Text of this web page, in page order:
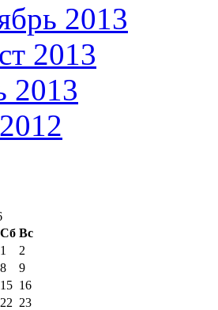
2013
2013
2013
Сб Вс
1
2
8
9
15 16
22 23